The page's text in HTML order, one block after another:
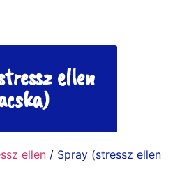
ellen
ellen / Spray (stressz ellen